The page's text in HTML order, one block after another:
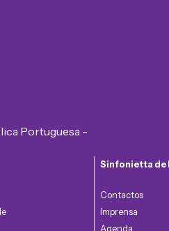
Sinfonietta de
Contactos
Imprensa
Agenda